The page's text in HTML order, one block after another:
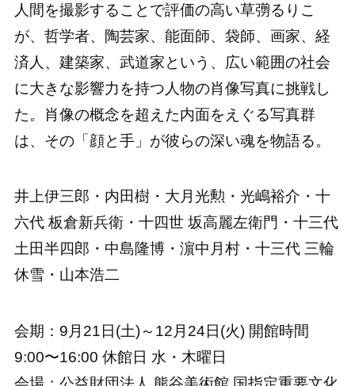
人間を撮影することで評価の高い草彅るりこ
が、哲学者、陶芸家、能面師、袋師、画家、経
済人、建築家、武道家という、広い範囲の社会
に大きな影響力を持つ人物の肖像写真に挑戦し
た。肖像の概念を超えた内面をえぐる写真群
は、その「顔と手」が彼らの深い魂を物語る。
井上伊三郎・内田樹・大月光勲・光嶋裕介・十
六代 板倉新兵衛・十四世 坂高麗左衛門・十三代
土田半四郎・中島隆博・濵中月村・十三代 三輪
休雪・山本浩二
会期：9月21日(土)～12月24日(火) 開館時間
9:00〜16:00 休館日 水・木曜日